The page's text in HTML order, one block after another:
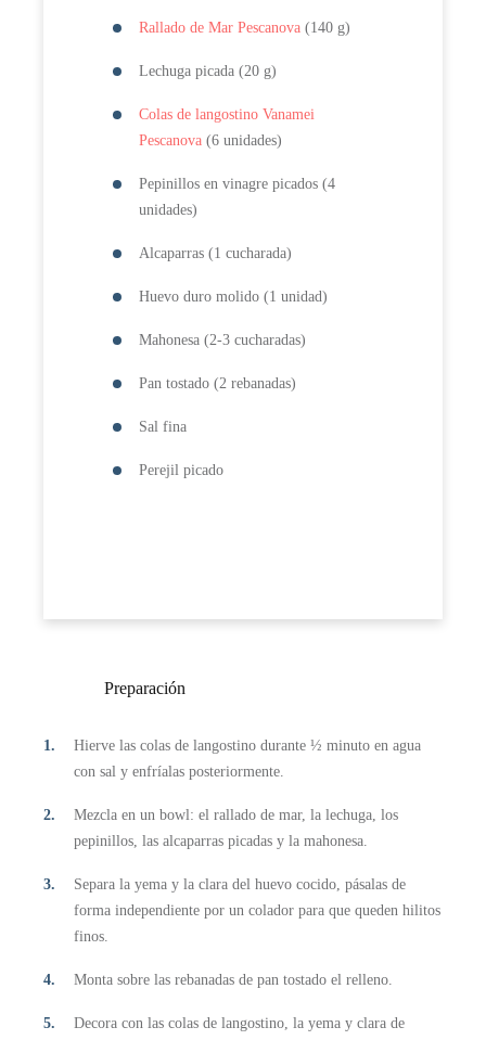
Rallado de Mar Pescanova (140 g)
Lechuga picada (20 g)
Colas de langostino Vanamei
Pescanova (6 unidades)
Pepinillos en vinagre picados (4
unidades)
Alcaparras (1 cucharada)
Huevo duro molido (1 unidad)
Mahonesa (2-3 cucharadas)
Pan tostado (2 rebanadas)
Sal fina
Perejil picado
Preparación
Hierve las colas de langostino durante ½ minuto en agua
con sal y enfríalas posteriormente.
Mezcla en un bowl: el rallado de mar, la lechuga, los
pepinillos, las alcaparras picadas y la mahonesa.
Separa la yema y la clara del huevo cocido, pásalas de
forma independiente por un colador para que queden hilitos
finos.
Monta sobre las rebanadas de pan tostado el relleno.
Decora con las colas de langostino, la yema y clara de